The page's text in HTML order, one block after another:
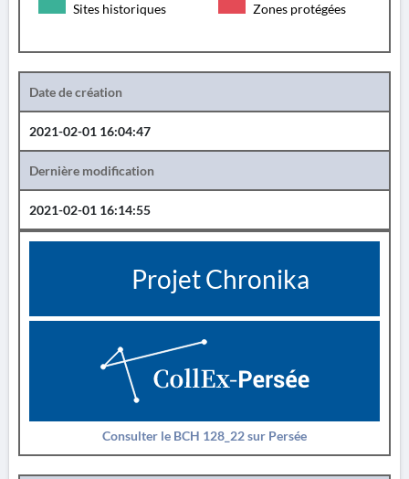
Sites historiques Zones protégées
Date de création
2021-02-01 16:04:47
Dernière modification
2021-02-01 16:14:55
Projet Chronika
Consulter le BCH 128_22 sur Persée